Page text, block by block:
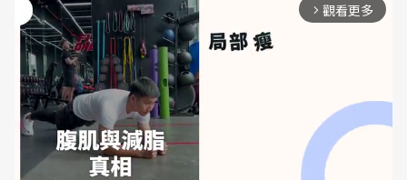
arrow_forward_ios 觀看更多